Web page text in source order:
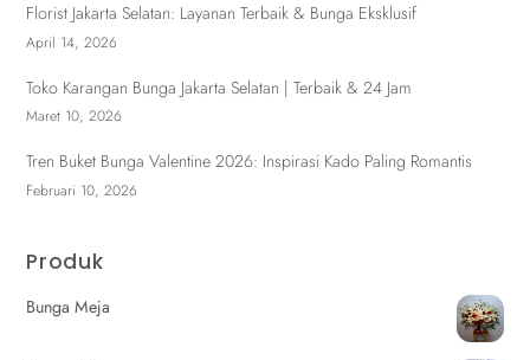
Florist Jakarta Selatan: Layanan Terbaik & Bunga Eksklusif
April 14, 2026
Toko Karangan Bunga Jakarta Selatan | Terbaik & 24 Jam
Maret 10, 2026
Tren Buket Bunga Valentine 2026: Inspirasi Kado Paling Romantis
Februari 10, 2026
Produk
Bunga Meja